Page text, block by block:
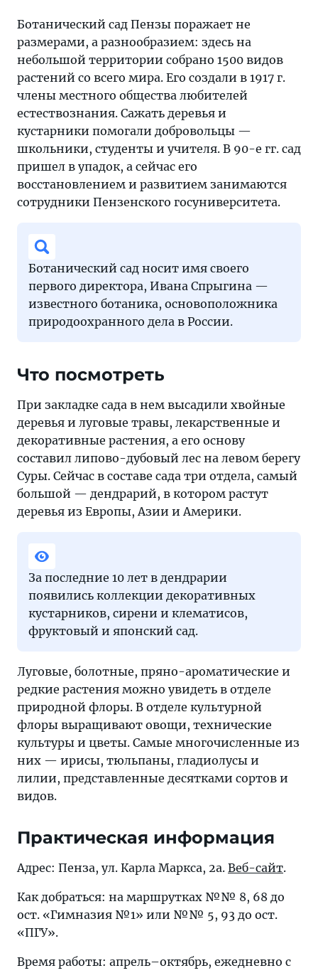
Ботанический сад Пензы поражает не
размерами, а разнообразием: здесь на
небольшой территории собрано 1500 видов
растений со всего мира. Его создали в 1917 г.
члены местного общества любителей
естествознания. Сажать деревья и
кустарники помогали добровольцы —
школьники, студенты и учителя. В 90-е гг. сад
пришел в упадок, а сейчас его
восстановлением и развитием занимаются
сотрудники Пензенского госуниверситета.
Ботанический сад носит имя своего
первого директора, Ивана Спрыгина —
известного ботаника, основоположника
природоохранного дела в России.
Что посмотреть
При закладке сада в нем высадили хвойные
деревья и луговые травы, лекарственные и
декоративные растения, а его основу
составил липово-дубовый лес на левом берегу
Суры. Сейчас в составе сада три отдела, самый
большой — дендрарий, в котором растут
деревья из Европы, Азии и Америки.
За последние 10 лет в дендрарии
появились коллекции декоративных
кустарников, сирени и клематисов,
фруктовый и японский сад.
Луговые, болотные, пряно-ароматические и
редкие растения можно увидеть в отделе
природной флоры. В отделе культурной
флоры выращивают овощи, технические
культуры и цветы. Самые многочисленные из
них — ирисы, тюльпаны, гладиолусы и
лилии, представленные десятками сортов и
видов.
Практическая информация
Адрес: Пенза, ул. Карла Маркса, 2а. Веб-сайт.
Как добраться: на маршрутках №№ 8, 68 до
ост. «Гимназия №1» или №№ 5, 93 до ост.
«ПГУ».
Время работы: апрель–октябрь, ежедневно с